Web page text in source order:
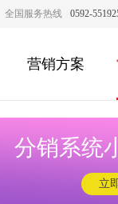
全国服务热线 0592-
营销方案
分销系统
立